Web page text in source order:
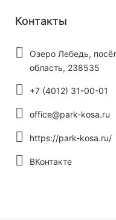
Контакты
Озеро Лебедь,
область, 238535
+7 (4012) 31-00-01
office@park-kosa.ru
https://park-kosa.ru/
ВКонтакте